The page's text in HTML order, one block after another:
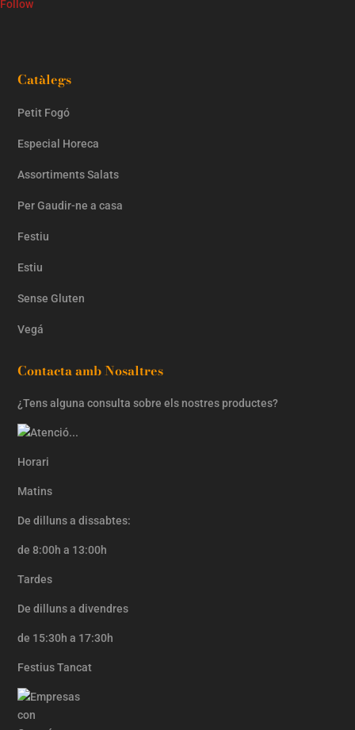
Follow
Catàlegs
Petit Fogó
Especial Horeca
Assortiments Salats
Per Gaudir-ne a casa
Festiu
Estiu
Sense Gluten
Vegá
Contacta amb Nosaltres
¿Tens alguna consulta sobre els nostres productes?
Horari
Matins
De dilluns a dissabtes:
de 8:00h a 13:00h
Tardes
De dilluns a divendres
de 15:30h a 17:30h
Festius Tancat